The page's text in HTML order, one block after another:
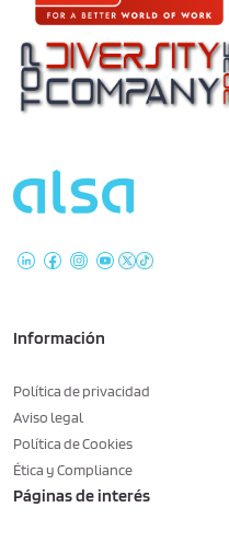
Información
Política de privacidad
Aviso legal
Política de Cookies
Ética y Compliance
Páginas de interés